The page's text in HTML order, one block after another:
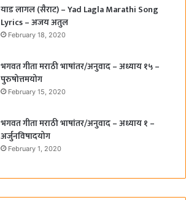
याड लागल (सैराट) – Yad Lagla Marathi Song
Lyrics – अजय अतुल
February 18, 2020
भगवत गीता मराठी भाषांतर/अनुवाद – अध्याय १५ –
पुरुषोत्तमयोग
February 15, 2020
भगवत गीता मराठी भाषांतर/अनुवाद – अध्याय १ –
अर्जुनविषादयोग
February 1, 2020